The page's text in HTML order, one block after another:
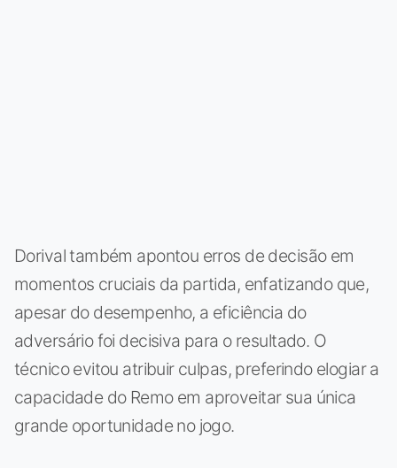
Dorival também apontou erros de decisão em
momentos cruciais da partida, enfatizando que,
apesar do desempenho, a eficiência do
adversário foi decisiva para o resultado. O
técnico evitou atribuir culpas, preferindo elogiar a
capacidade do Remo em aproveitar sua única
grande oportunidade no jogo.